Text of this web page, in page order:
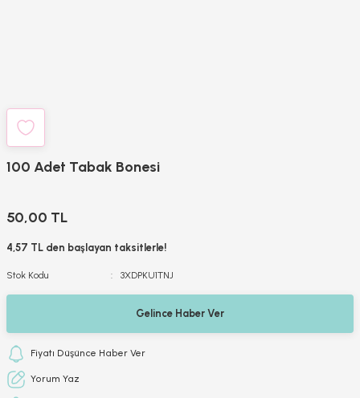
100 Adet Tabak Bonesi
50,00 TL
4,57 TL den başlayan taksitlerle!
Stok Kodu 3XDPKU1TNJ
Gelince Haber Ver
Fiyatı Düşünce Haber Ver
Yorum Yaz